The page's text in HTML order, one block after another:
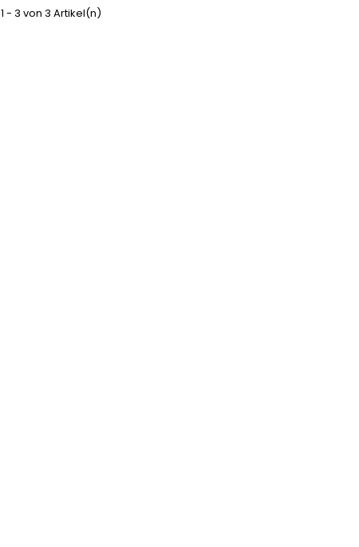
1 - 3 von 3 Artikel(n)